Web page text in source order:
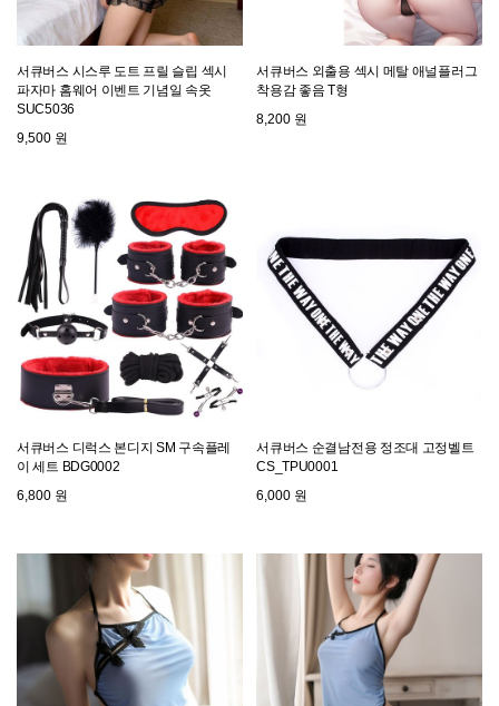
서큐버스 시스루 도트 프릴 슬립 섹시
파자마 홈웨어 이벤트 기념일 속옷
SUC5036
9,500 원
서큐버스 외출용 섹시 메탈 애널플러그
착용감 좋음 T형
8,200 원
서큐버스 디럭스 본디지 SM 구속플레
이 세트 BDG0002
6,800 원
서큐버스 순결남전용 정조대 고정벨트
CS_TPU0001
6,000 원